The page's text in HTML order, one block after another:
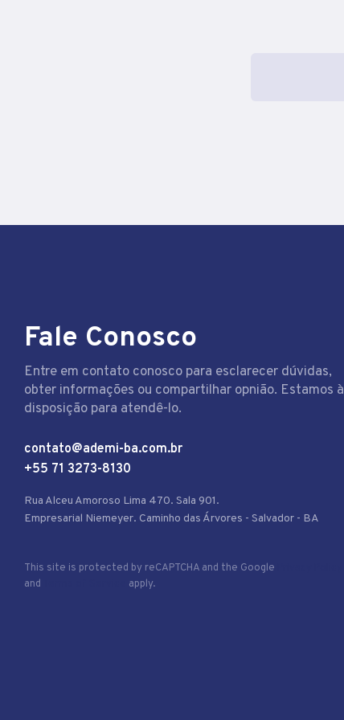
Fale Conosco
Entre em contato conosco para esclarecer dúvidas,
obter informações ou compartilhar opnião. Estamos à
disposição para atendê-lo.
contato@ademi-ba.com.br
+55 71 3273-8130
Rua Alceu Amoroso Lima 470. Sala 901.
Empresarial Niemeyer. Caminho das Árvores - Salvador - BA
This site is protected by reCAPTCHA and the Google
and
apply.